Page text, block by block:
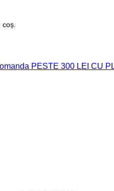
coș.
PESTE 300 LEI CU